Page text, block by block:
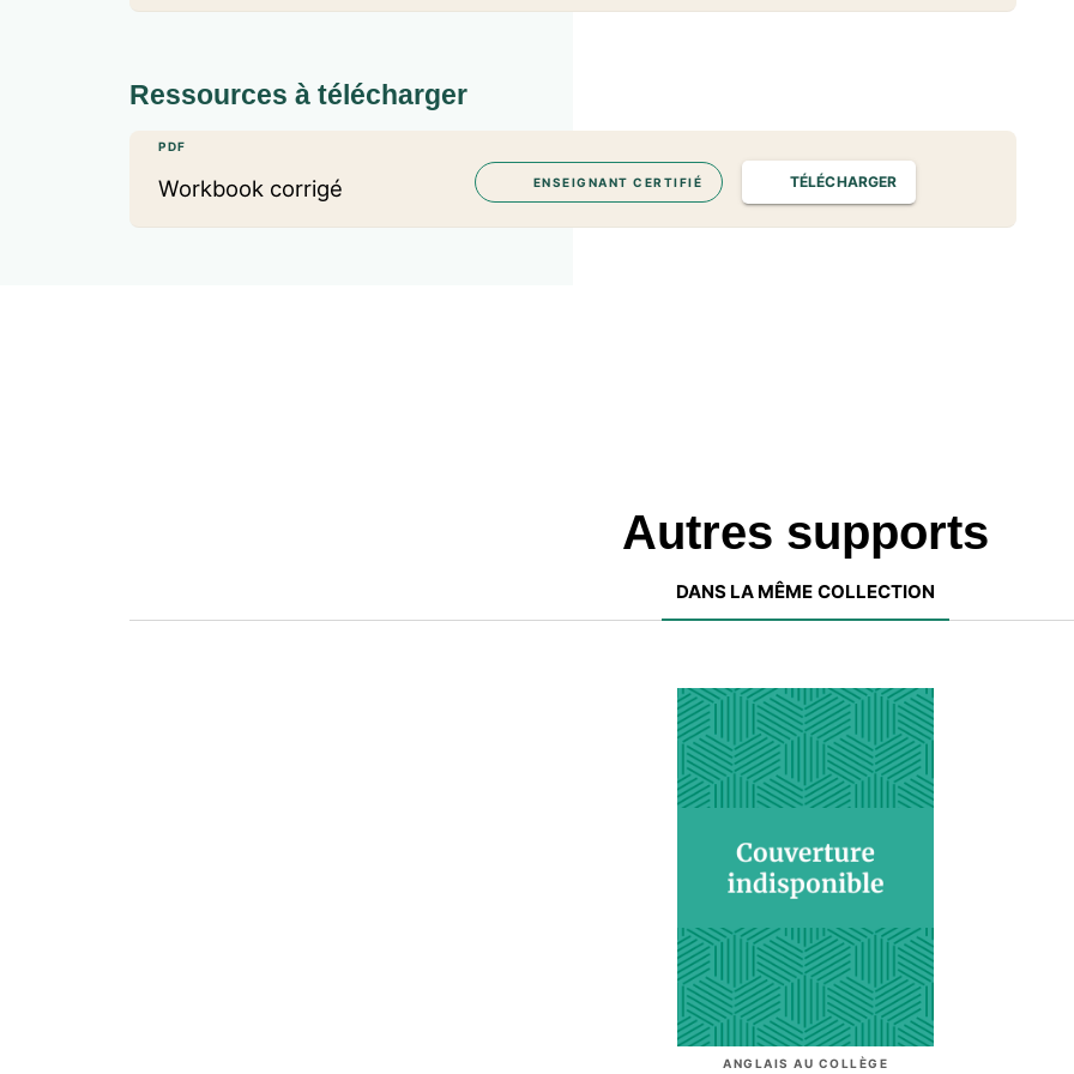
Ressources à télécharger
PDF
Workbook corrigé ENSEIGNANT CERTIFIÉ TÉLÉCHARGER
Autres supports
DANS LA MÊME COLLECTION
ANGLAIS AU COLLÈGE